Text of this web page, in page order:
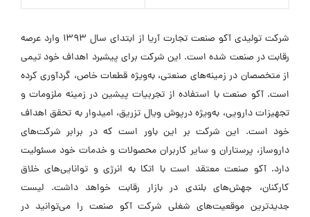
شرکت تولیدی آکو صنعت تجارت آریا از ابتدای سال ۱۳۹۳ وارد عرصه
رقابت در صنعت شده است. این شرکت برای پیشبرد اهداف خود تیمی
از متخصصان در زمینه‌های صنعتی، به‌ویژه قطعات خاص، گردآوری کرده
است. آکو صنعت با استفاده از تجربیات پیشین در زمینه ملزومات و
تجهیزات دارویی، به‌ویژه درپوش ویال تزریق، امیدوار به تحقق اهداف
خود است. این شرکت بر این باور است که در برابر شرکت‌های
داروساز، پرستاران و سایر کاربران محصولات و خدمات خود مسئولیت
دارد. آکو صنعت معتقد است با اتکا به انرژی و توانایی‌های خلاق
کارکنان، جهش‌های بلندی در بازار رقابت خواهد داشت. لیست
جدیدترین موقعیت‌های شغلی شرکت آکو صنعت را می‌توانید در